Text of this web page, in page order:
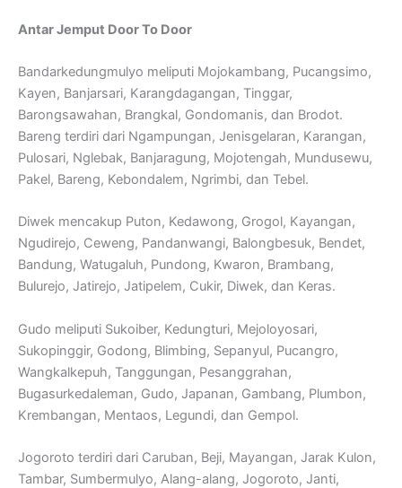
Antar Jemput Door To Door
Bandarkedungmulyo meliputi Mojokambang, Pucangsimo,
Kayen, Banjarsari, Karangdagangan, Tinggar,
Barongsawahan, Brangkal, Gondomanis, dan Brodot.
Bareng terdiri dari Ngampungan, Jenisgelaran, Karangan,
Pulosari, Nglebak, Banjaragung, Mojotengah, Mundusewu,
Pakel, Bareng, Kebondalem, Ngrimbi, dan Tebel.
Diwek mencakup Puton, Kedawong, Grogol, Kayangan,
Ngudirejo, Ceweng, Pandanwangi, Balongbesuk, Bendet,
Bandung, Watugaluh, Pundong, Kwaron, Brambang,
Bulurejo, Jatirejo, Jatipelem, Cukir, Diwek, dan Keras.
Gudo meliputi Sukoiber, Kedungturi, Mejoloyosari,
Sukopinggir, Godong, Blimbing, Sepanyul, Pucangro,
Wangkalkepuh, Tanggungan, Pesanggrahan,
Bugasurkedaleman, Gudo, Japanan, Gambang, Plumbon,
Krembangan, Mentaos, Legundi, dan Gempol.
Jogoroto terdiri dari Caruban, Beji, Mayangan, Jarak Kulon,
Tambar, Sumbermulyo, Alang-alang, Jogoroto, Janti,